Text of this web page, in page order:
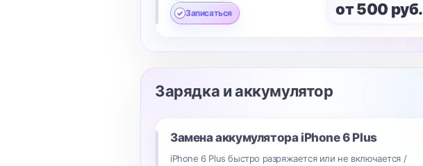
Записаться от 500 руб.
Зарядка и аккумулятор
Замена аккумулятора iPhone 6 Plus
iPhone 6 Plus быстро разряжается или не включается /